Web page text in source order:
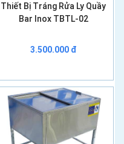
Thiết Bị Tráng Rửa Ly Quầy
Bar Inox TBTL-02
3.500.000 đ